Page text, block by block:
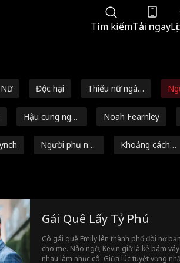
Tìm kiếmTải ngay
Nữ Độc hại
Thiếu nữ ngây
thơ
Hậu cung ngư
ợc
Noah Fearnley
Người phụ nữ
Khoảng cách t
mạn
yêu sau h
Ngọt ngào
e Grant
Người nhút nh
Mối quan hệ gi
Gái Quê Lấy Tỷ Phú
Cô gái quê Emily lên thành phố đòi nợ
cho mẹ. Nào ngờ, Kevin giờ là kẻ bám
nhau làm nhục cô. Giữa lúc tuyệt vọng